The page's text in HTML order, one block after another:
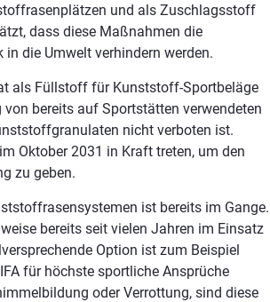
und als Zuschlagsstoff
dass diese Maßnahmen die
die Umwelt verhindern werden.
als Füllstoff für Kunststoff-Sportbeläge
bereits auf Sportstätten verwendeten
nicht verboten ist.
Oktober 2031 in Kraft treten, um den
zu geben.
ist bereits im Gange.
bereits seit vielen Jahren im Einsatz
Option ist zum Beispiel
für höchste sportliche Ansprüche
oder Verrottung, sind diese